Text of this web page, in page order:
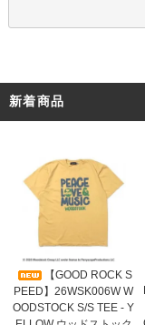
新着商品
【GOOD ROCK S
PEED】26WSK006W W
OODSTOCK S/S TEE - Y